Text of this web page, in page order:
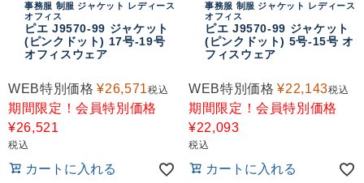
おすすめコンテンツ
事務服 制服 ジャケット レディース
オフィス
ピエ J9570-99 ジャケット
(ピンクドット) 17号-19号
オフィスウェア
WEB特別価格 ¥26,571税込
期間限定！会員特別価格
¥26,521
税込
カートに入れる
事務服 制服 ジャケット レディース
オフィス
ピエ J9570-99 ジャケット
(ピンクドット) 5号-15号 オ
フィスウェア
WEB特別価格 ¥22,143税込
期間限定！会員特別価格
¥22,093
税込
カートに入れる